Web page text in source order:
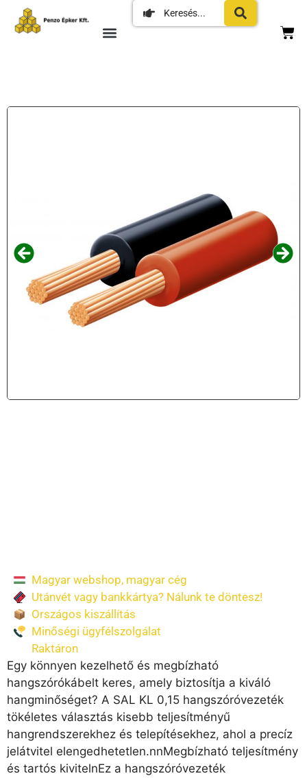
Magyar webshop, magyar cég
Utánvét vagy bankkártya? Nálunk te döntesz!
Országos kiszállítás
Minőségi ügyfélszolgálat
Raktáron
Egy könnyen kezelhető és megbízható
hangszórókábelt keres, amely biztosítja a kiváló
hangminőséget? A SAL KL 0,15 hangszóróvezeték
tökéletes választás kisebb teljesítményű
hangrendszerekhez és telepítésekhez, ahol a precíz
jelátvitel elengedhetetlen.nnMegbízható teljesítmény
és tartós kivitelnEz a hangszóróvezeték